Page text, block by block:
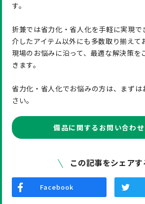
す。
折兼では省力化・省人化を手軽に実現
介したアイテム以外にも多数取り揃えて
現場のお悩みに沿って、最適な解決策を
きます。
省力化・省人化でお悩みの方は、まずは
さい。
備品に関するお問い合わ
この記事をシェアす
Facebook